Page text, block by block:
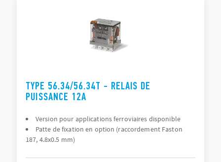
TYPE 56.34/56.34T - RELAIS DE
PUISSANCE 12A
Version pour applications ferroviaires disponible
Patte de fixation en option (raccordement Faston
187, 4.8x0.5 mm)